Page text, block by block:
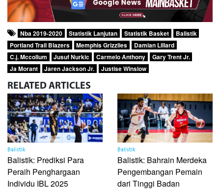
Nba 2019-2020 Statistik Lanjutan Statistik Basket
Balistik
Portland Trail Blazers
Memphis Grizzlies
Damian Lillard
C.j. Mccollum
Jusuf Nurkic Carmelo Anthony
Gary Trent Jr.
Ja Morant
Jaren Jackson Jr. Justise Winslow
RELATED ARTICLES
Balistik
Balistik: Prediksi Para
Peraih Penghargaan
Individu IBL 2025
Balistik
Balistik: Bahrain Merdeka
Pengembangan Pemain
dari Tinggi Badan